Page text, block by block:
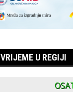
VRIJEME U REGIJI